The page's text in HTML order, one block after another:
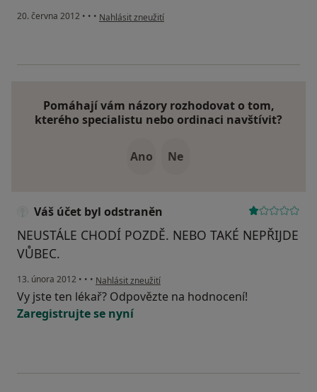
20. června 2012 • • • podle názoru uživatele Váš účet byl odstraněn
Nahlásit zneužití
Pomáhají vám názory rozhodovat o tom,
kterého specialistu nebo ordinaci navštívit?
Ano Ne
Váš účet byl odstraněn
NEUSTÁLE CHODÍ POZDĚ. NEBO TAKÉ NEPŘIJDE
VŮBEC.
13. února 2012 • • • podle názoru uživatele Váš účet byl odstraněn
Nahlásit zneužití
Vy jste ten lékař? Odpovězte na hodnocení!
Zaregistrujte se nyní